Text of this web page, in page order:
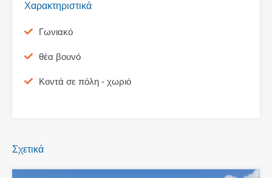
Χαρακτηριστικά
Γωνιακό
θέα βουνό
Κοντά σε πόλη - χωριό
Σχετικά